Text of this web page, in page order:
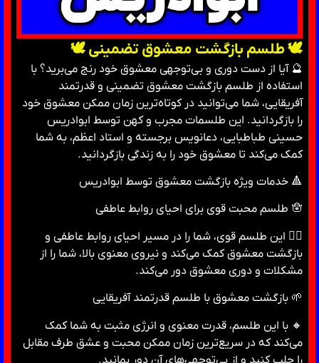
🕊 طلسم بازگشت معشوق تضمینی 🕊
🔮 آیا از دست دوری و بی‌توجهی معشوق خود رنج می‌برید؟ با
استفاده از طلسم بازگشت معشوق تضمینی و قدرتمند
آفریقایی، شما می‌توانید در کوتاه‌ترین زمان ممکن معشوق خود
را بازگردانید. این طلسمات مجرب و کهن توسط ابوادریس
حسینی طباطبایی، دعانویس برجسته و استاد اعظم، به شما
کمک می‌کند تا معشوق خود را به زندگی بازگردانید.
🔺 خدمات ویژه بازگشت معشوق توسط ابوادریس
🪬 طلسم محبت قوی برای احیای روابط عاطفی
⛓‍💥 این طلسم قوی، شما را در مسیر احیای روابط عاطفی و
بازگشت معشوق کمک می‌کند و نیروی معنوی بالا، شما را از
مشکلات و دوری معشوق دور می‌کند.
🌱 بازگشت معشوق با طلسم قدرتمند آفریقایی
🔸 با این طلسم، قدرت معنوی و انرژی مثبت به شما کمک
می‌کند که در سریع‌ترین زمان ممکن محبت و عشق طرف مقابل
را جلب کنید و از بی‌توجهی‌های آن دور بمانید.